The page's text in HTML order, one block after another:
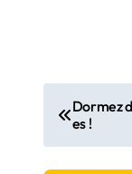
N
a
Dormez
es !